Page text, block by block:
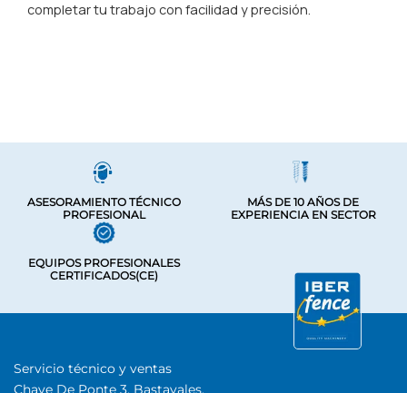
completar tu trabajo con facilidad y precisión.
ASESORAMIENTO TÉCNICO
PROFESIONAL
MÁS DE 10 AÑOS DE
EXPERIENCIA EN SECTOR
EQUIPOS PROFESIONALES
CERTIFICADOS(CE)
Servicio técnico y ventas
Chave De Ponte 3, Bastavales,